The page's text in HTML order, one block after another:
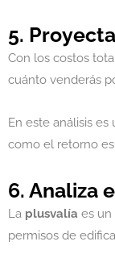
5.
Con los costos
cuánto venderás
En este análisis es
como el retorno
6. Analiza
La plusvalía es un
permisos de